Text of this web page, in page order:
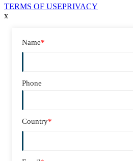
TERMS OF USEPRIVACY
x
Name*
Phone
Country*